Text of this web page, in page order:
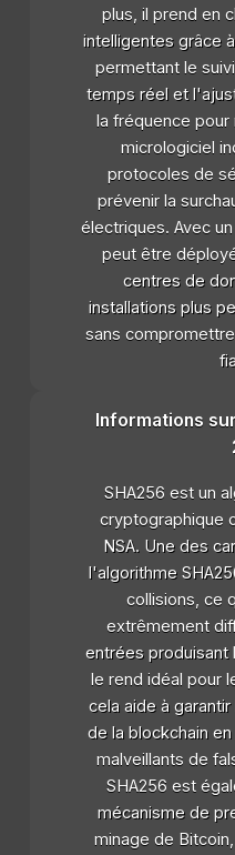
plus, il prend en
intelligentes grâce
permettant le
temps réel et
la fréquence
micrologiciel
protocoles de
prévenir la
électriques. Avec
peut être
centres de
installations plus
sans
Informations
SHA256 est un
cryptographique
NSA. Une des
l'algorithme
collisions, ce
extrêmement
entrées produisant
le rend idéal pour
cela aide à
de la blockchain
malveillants de
SHA256 est
mécanisme de
minage de